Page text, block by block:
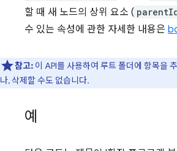
할 때 새 노드의 상위 요소 (
수 있는 속성에 관한 자세한 내용은
참고: 이 API를 사용하여 루트 폴더에 항목을
나, 삭제할 수도 없습니다.
예